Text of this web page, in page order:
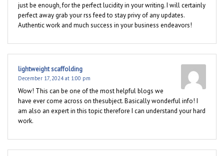
just be enough, for the perfect lucidity in your writing. I will certainly
perfect away grab your rss feed to stay privy of any updates.
Authentic work and much success in your business endeavors!
lightweight scaffolding
December 17, 2024 at 1:00 pm
Wow! This can be one of the most helpful blogs we
have ever come across on thesubject. Basically wonderful info! I
am also an expert in this topic therefore I can understand your hard
work.